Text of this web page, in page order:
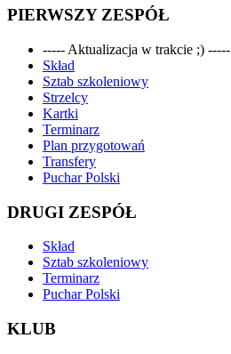
PIERWSZY ZESPÓŁ
----- Aktualizacja w trakcie ;) -----
Skład
Sztab szkoleniowy
Strzelcy
Kartki
Terminarz
Plan przygotowań
Transfery
Puchar Polski
DRUGI ZESPÓŁ
Skład
Sztab szkoleniowy
Terminarz
Puchar Polski
KLUB